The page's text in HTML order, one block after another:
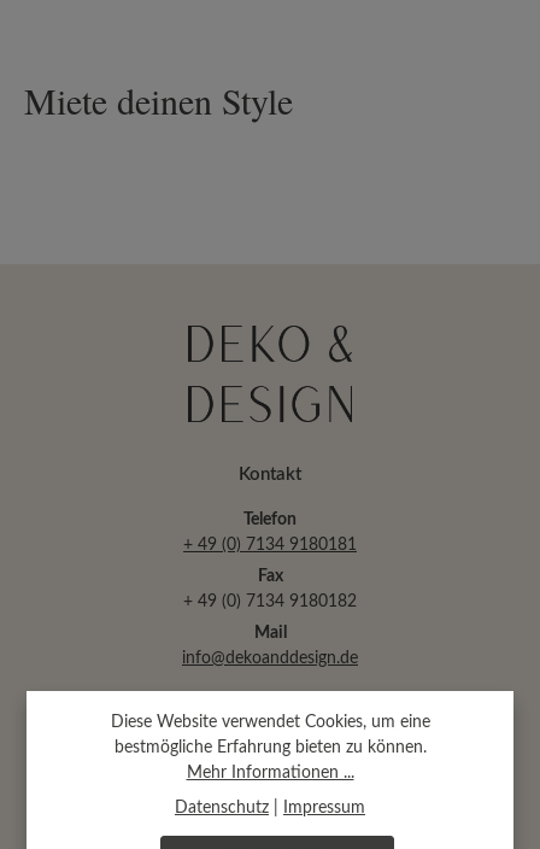
Miete deinen Style
Kontakt
Telefon
+ 49 (0) 7134 9180181
Fax
+ 49 (0) 7134 9180182
Mail
info@dekoanddesign.de
Abtsäckerstr. 30 · 74189 Weinsberg
(bei Heilbronn)
Diese Website verwendet Cookies, um eine
bestmögliche Erfahrung bieten zu können.
Mehr Informationen ...
Datenschutz Impressum